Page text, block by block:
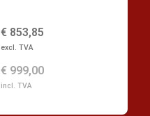
€ 853,85
excl. TVA
€ 999,00
incl. TVA